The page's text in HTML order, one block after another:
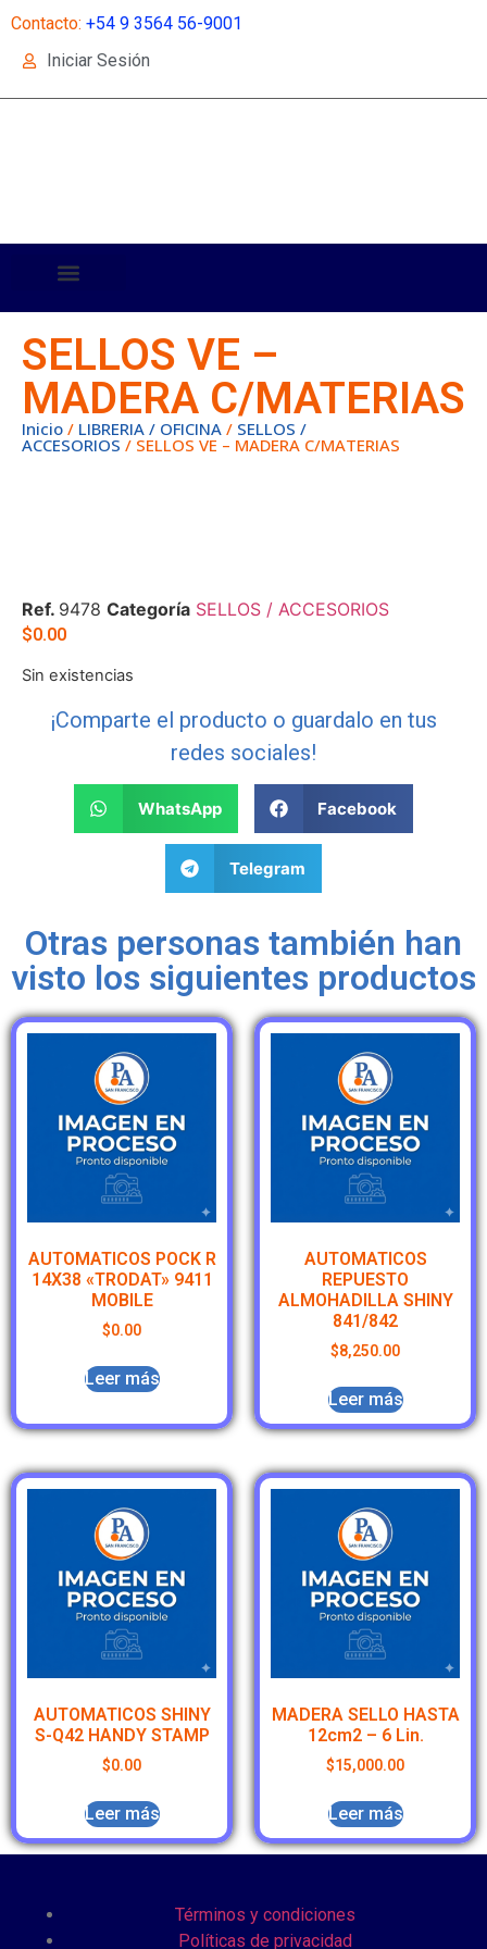
Contacto: +54 9 3564 56-9001
Iniciar Sesión
SELLOS VE –
MADERA C/MATERIAS
Inicio / LIBRERIA / OFICINA / SELLOS /
ACCESORIOS / SELLOS VE – MADERA C/MATERIAS
Ref. 9478 Categoría SELLOS / ACCESORIOS
$0.00
Sin existencias
¡Comparte el producto o guardalo en tus
redes sociales!
WhatsApp Facebook
Telegram
Otras personas también han
visto los siguientes productos
AUTOMATICOS POCK R
14X38 «TRODAT» 9411
MOBILE
$0.00
Leer más
AUTOMATICOS
REPUESTO
ALMOHADILLA SHINY
841/842
$8,250.00
Leer más
AUTOMATICOS SHINY
S-Q42 HANDY STAMP
$0.00
Leer más
MADERA SELLO HASTA
12cm2 – 6 Lin.
$15,000.00
Leer más
Términos y condiciones
Políticas de privacidad